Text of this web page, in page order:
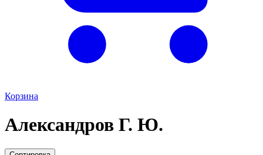
Корзина
Александров Г. Ю.